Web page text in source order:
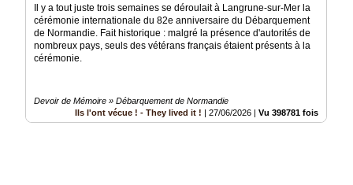
Il y a tout juste trois semaines se déroulait à Langrune-sur-Mer la
cérémonie internationale du 82e anniversaire du Débarquement
de Normandie. Fait historique : malgré la présence d'autorités de
nombreux pays, seuls des vétérans français étaient présents à la
cérémonie.
Devoir de Mémoire » Débarquement de Normandie
Ils l'ont vécue ! - They lived it !
27/06/2026 Vu 398781 fois